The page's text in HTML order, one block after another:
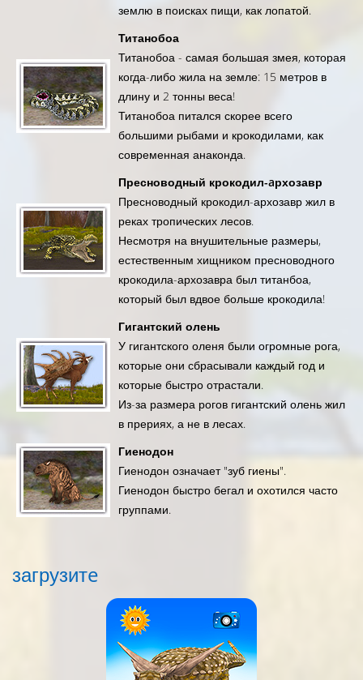
землю в поисках пищи, как лопатой.
Титанобоа
Титанобоа - самая большая змея, которая
когда-либо жила на земле: 15 метров в
длину и 2 тонны веса!
Титанобоа питался скорее всего
большими рыбами и крокодилами, как
современная анаконда.
Пресноводный крокодил-aрхозавр
Пресноводный крокодил-архозавр жил в
реках тропических лесов.
Несмотря на внушительные размеры,
естественным хищником пресноводного
крокодила-архозавра был титанбоа,
который был вдвое больше крокодила!
Гигантский олень
У гигантского оленя были огромные рога,
которые они сбрасывали каждый год и
которые быстро отрастали.
Из-за размера рогов гигантский олень жил
в прериях, а не в лесах.
Гиенодон
Гиенодон означает "зуб гиены".
Гиенодон быстро бегал и охотился часто
группами.
загрузитe